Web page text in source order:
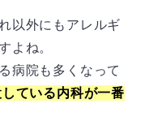
以外にもアレルギ
よね。
病院も多くなって
ている内科が一番